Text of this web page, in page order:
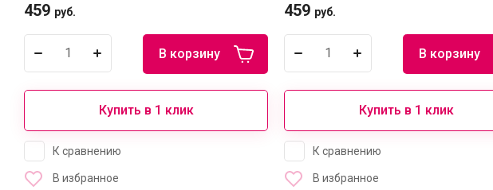
459 руб.
В корзину
Купить в 1 клик
К сравнению
В избранное
459 руб.
В корзину
Купить в 1 клик
К сравнению
В избранное